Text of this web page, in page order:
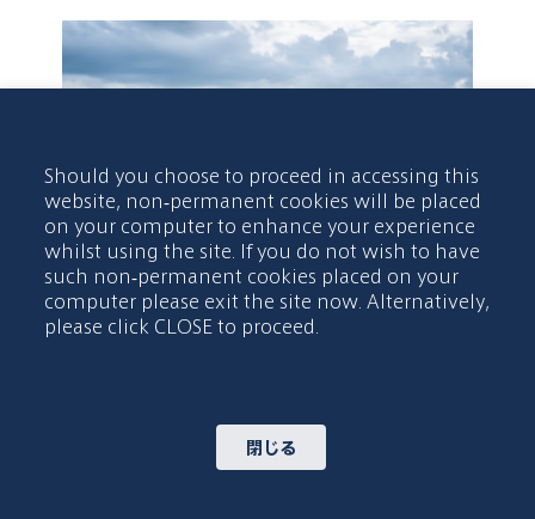
何十年にもわたる投資を経ても水の格
差が解消されない理由
Should you choose to proceed in accessing this
website, non-permanent cookies will be placed
on your computer to enhance your experience
whilst using the site. If you do not wish to have
such non-permanent cookies placed on your
computer please exit the site now. Alternatively,
please click CLOSE to proceed.
閉じる